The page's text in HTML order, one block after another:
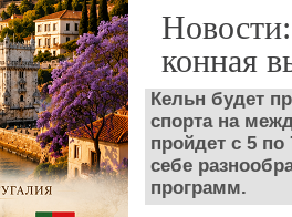
конная
Кельн будет
спорта на
пройдет с 5
себе
программ.